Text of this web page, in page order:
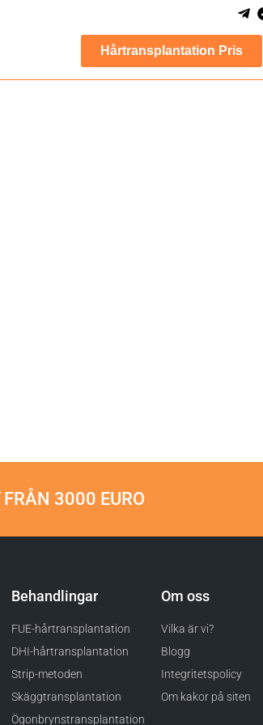
Hårtransplantation Pris
3000 EURO
Behandlingar
FUE-hårtransplantation
DHI-hårtransplantation
Strip-metoden
Skäggtransplantation
Ögonbrynstransplantation
Om oss
Vilka är vi?
Blogg
Integritetspolicy
Om kakor på siten